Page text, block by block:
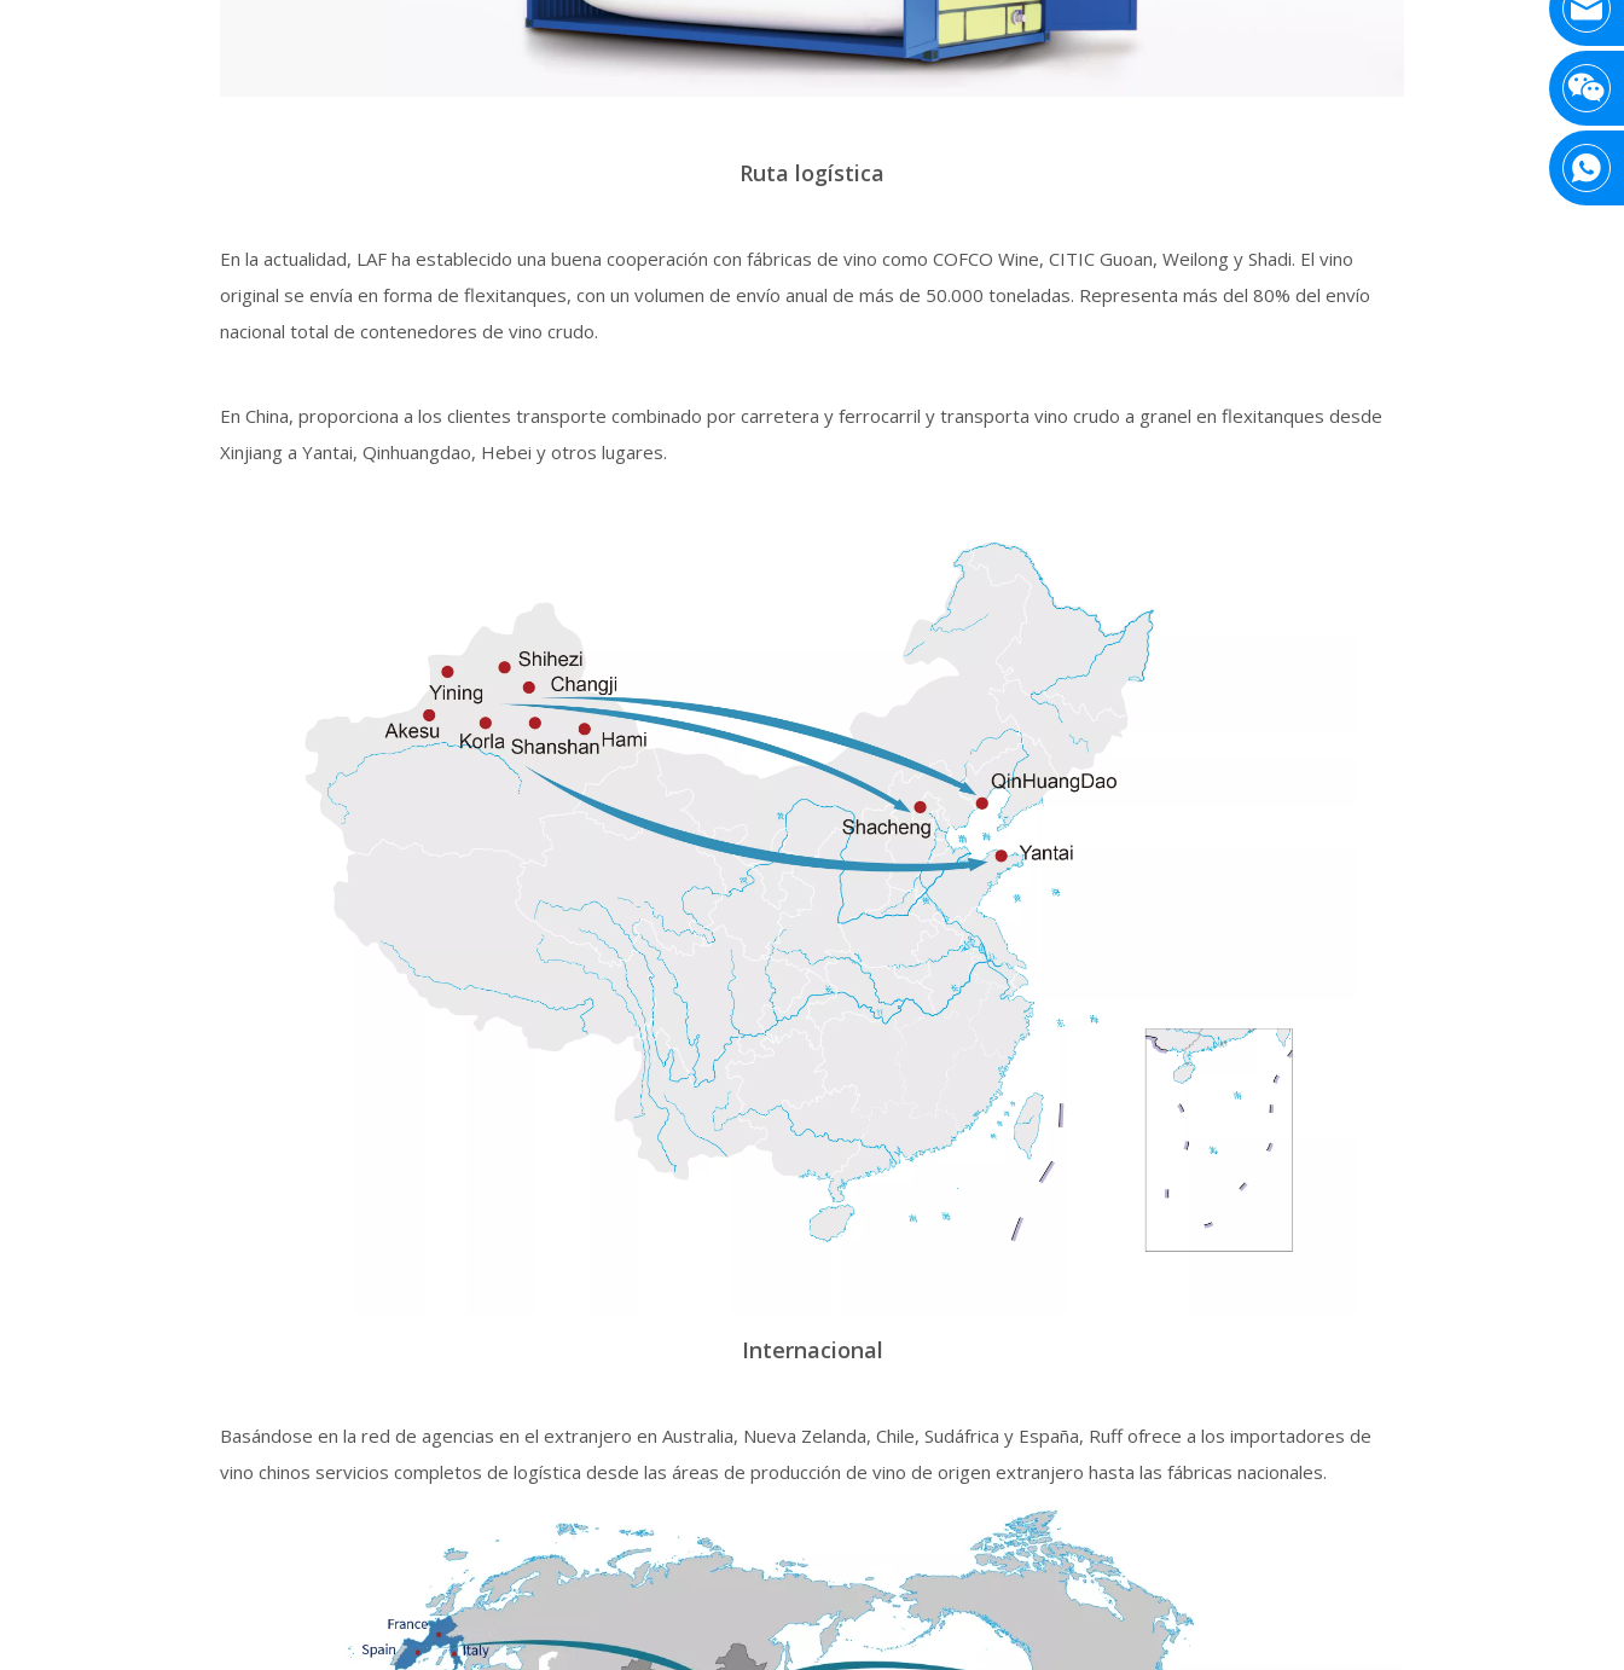
Ruta logística
En la actualidad, LAF ha establecido una buena cooperación con fábricas de vino como COFCO Wine, CITIC Guoan, Weilong y Shadi. El vino
original se envía en forma de flexitanques, con un volumen de envío anual de más de 50.000 toneladas. Representa más del 80% del envío
nacional total de contenedores de vino crudo.
En China, proporciona a los clientes transporte combinado por carretera y ferrocarril y transporta vino crudo a granel en flexitanques desde
Xinjiang a Yantai, Qinhuangdao, Hebei y otros lugares.
Internacional
Basándose en la red de agencias en el extranjero en Australia, Nueva Zelanda, Chile, Sudáfrica y España, Ruff ofrece a los importadores de
vino chinos servicios completos de logística desde las áreas de producción de vino de origen extranjero hasta las fábricas nacionales.